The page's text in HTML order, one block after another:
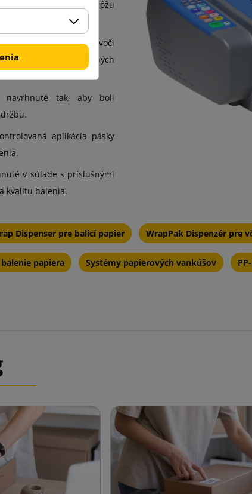
nabíjaniu pásu môžu
sú zvyčajne odolné voči
v rôznych výrobných
navrhnuté tak, aby boli
aplikácia pásky
v súlade s príslušnými
kvalitu balenia.
Dispenser pre balicí papier WrapPak Dispenzér pre
papiera Systémy papierových vankúšov